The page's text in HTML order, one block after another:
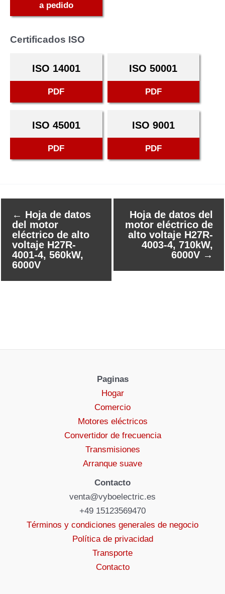
a pedido
Certificados ISO
ISO 14001
PDF
ISO 50001
PDF
ISO 45001
PDF
ISO 9001
PDF
← Hoja de datos
del motor
eléctrico de alto
voltaje H27R-
4001-4, 560kW,
6000V
Hoja de datos del
motor eléctrico de
alto voltaje H27R-
4003-4, 710kW,
6000V →
Paginas
Hogar
Comercio
Motores eléctricos
Convertidor de frecuencia
Transmisiones
Arranque suave
Contacto
venta@vyboelectric.es
+49 15123569470
Términos y condiciones generales de negocio
Política de privacidad
Transporte
Contacto